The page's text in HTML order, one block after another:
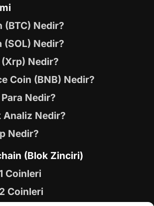
(BTC) Nedir?
(SOL) Nedir?
Nedir?
Coin (BNB) Nedir?
Nedir?
Analiz Nedir?
Nedir?
(Blok Zinciri)
Coinleri
Coinleri